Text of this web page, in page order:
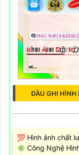
ĐẦU GHI HÌNH
💯 Hình ảnh chất
✳️ Công Nghệ